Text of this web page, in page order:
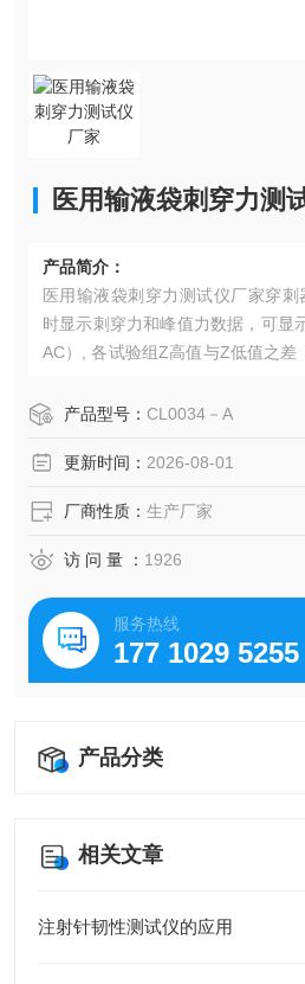
医用输液袋刺穿力测
产品简介：
医用输液袋刺穿力测试仪厂家穿
时显示刺穿力和峰值力数据，可显
AC）, 各试验组Z高值与Z低值之差
产品型号： CL0034－A
更新时间： 2026-08-01
厂商性质： 生产厂家
访 问 量 ： 1926
服务热线
177 1029 5255
产品分类
相关文章
注射针韧性测试仪的应用